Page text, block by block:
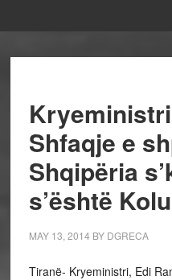
Shfaqje e
Shqipëria
s’është
MAY 13, 2014 BY DGRECA
Tiranë- Kryeministri, Edi